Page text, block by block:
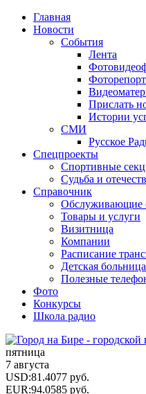
Главная
Новости
События
Лента
Прислать
Истории
СМИ
Русское
Спецпроекты
Спортивные
Судьба и
Справочник
Обслуживающие
Товары и услуги
Визитница
Компании
Расписание
Детская больница
Полезные
Фото
Конкурсы
Школа радио
пятница
7 августа
USD:81.4077 руб.
EUR:94.0585 руб.